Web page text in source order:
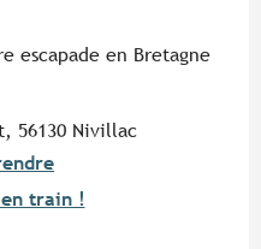
escapade en Bretagne
56130 Nivillac
train !